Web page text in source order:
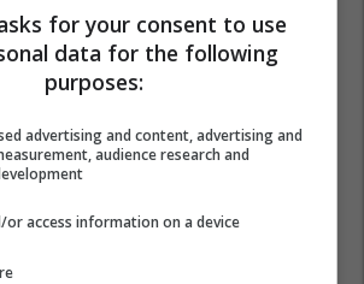
for your consent to use
data for the following
purposes:
advertising and content, advertising and
audience research and
or access information on a device